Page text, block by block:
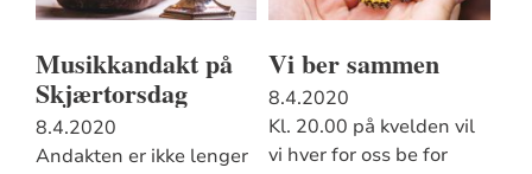
Musikkandakt på
Skjærtorsdag
8.4.2020
Andakten er ikke lenger
Vi ber sammen
8.4.2020
Kl. 20.00 på kvelden vil
vi hver for oss be for